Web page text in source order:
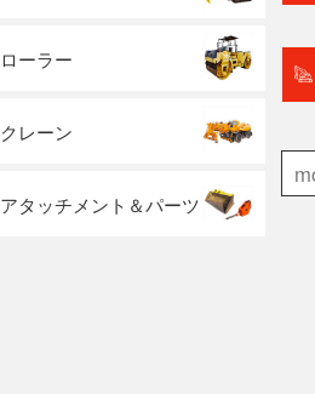
ローラー
クレーン
アタッチメント＆パーツ